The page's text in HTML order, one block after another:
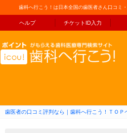
歯科へ行こう！は日本全国の歯医者さん口コミ
ヘルプ チケットID入力
コン
歯医者の口コミ評判なら｜歯科へ行こう！ＴＯＰ